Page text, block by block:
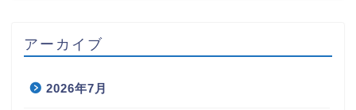
アーカイブ
2026年7月